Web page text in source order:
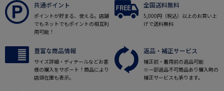
共通ポイント
ポイントが貯まる、使える。店舗
でもネットでもポイントの相互利
用可能！
全国送料無料
5,000円（税込）以上のお買い上
げで送料無料
豊富な商品情報
サイズ詳細・ディテールなどお客
様の購入をサポート！商品により
店頭在庫も表示。
返品・補正サービス
補正前・着用前の返品可能
※一部返品不可商品あり購入時の
補正サービスも承ります。